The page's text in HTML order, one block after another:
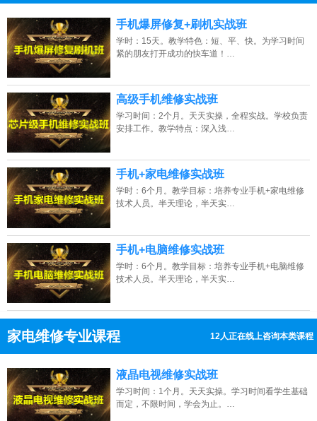
点击免费咨询电话：13807313137
手机爆屏修复+刷机实战班
学时：15天。教学特色：短、平、快。为学习时间
紧的朋友打开成功的快车道！…
高级手机维修实战班
学习时间：2个月。天天实操，全程实战。学校负责
安排工作。教学特点：深入浅…
手机+家电维修实战班
学时：6个月。教学目标：培养专业手机+家电维修
技术人员。半天理论，半天实…
手机+电脑维修实战班
学时：6个月。教学目标：培养专业手机+电脑维修
技术人员。半天理论，半天实…
家电维修专业课程 8人正在线上咨询本类课程
点击免费咨询电话：13807313137
液晶电视维修实战班
学习时间：1个月。天天实操。学习时间看学生基础
而定，不限时间，学会为止。…